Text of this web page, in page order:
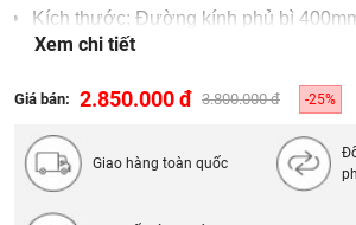
Kích thước: Ðường kính phủ bì
600mm
Xem chi tiết
Giá bán: 2.850.000 đ 3.800.000 đ -25%
Giao hàng toàn quốc